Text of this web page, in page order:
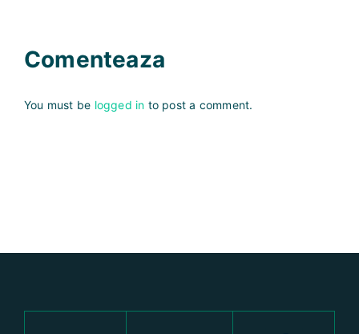
Comenteaza
You must be logged in to post a comment.